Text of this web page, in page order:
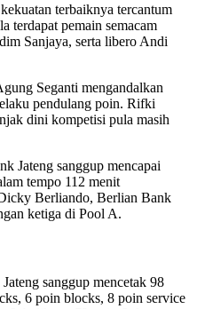
terbaiknya tercantum
terdapat pemain semacam
Sanjaya, serta libero Andi
Seganti mengandalkan
pendulang poin. Rifki
dini kompetisi pula masih
Jateng sanggup mencapai
tempo 112 menit
Berliando, Berlian Bank
ketiga di Pool A.
sanggup mencetak 98
6 poin blocks, 8 poin service